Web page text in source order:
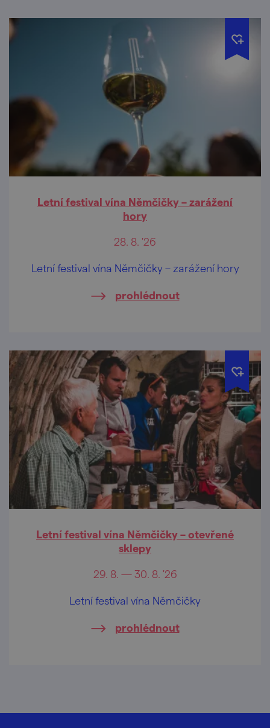
Letní festival vína Němčičky – zarážení
hory
28. 8. '26
Letní festival vína Němčičky – zarážení hory
prohlédnout
Letní festival vína Němčičky – otevřené
sklepy
29. 8. — 30. 8. '26
Letní festival vína Němčičky
prohlédnout